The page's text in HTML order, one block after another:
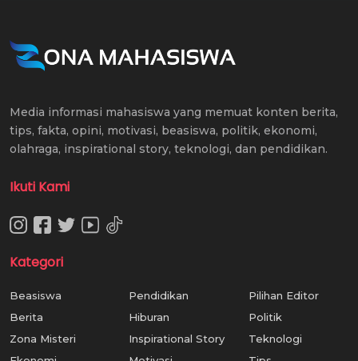
Media informasi mahasiswa yang memuat konten berita,
tips, fakta, opini, motivasi, beasiswa, politik, ekonomi,
olahraga, inspirational story, teknologi, dan pendidikan.
Ikuti Kami
Kategori
Beasiswa
Berita
Zona Misteri
Pendidikan
Hiburan
Inspirational Story
Pilihan Editor
Politik
Teknologi